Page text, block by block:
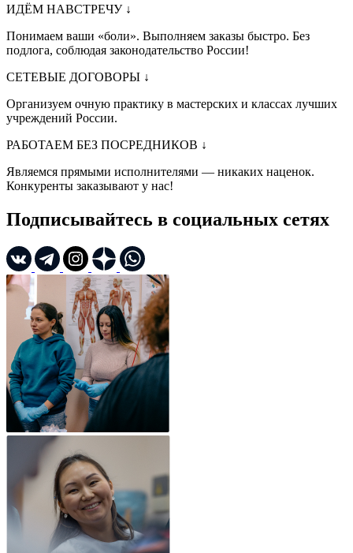
ИДЁМ НАВСТРЕЧУ ↓
Понимаем ваши «боли». Выполняем заказы быстро. Без
подлога, соблюдая законодательство России!
СЕТЕВЫЕ ДОГОВОРЫ ↓
Организуем очную практику в мастерских и классах лучших
учреждений России.
РАБОТАЕМ БЕЗ ПОСРЕДНИКОВ ↓
Являемся прямыми исполнителями — никаких наценок.
Конкуренты заказывают у нас!
Подписывайтесь в социальных сетях